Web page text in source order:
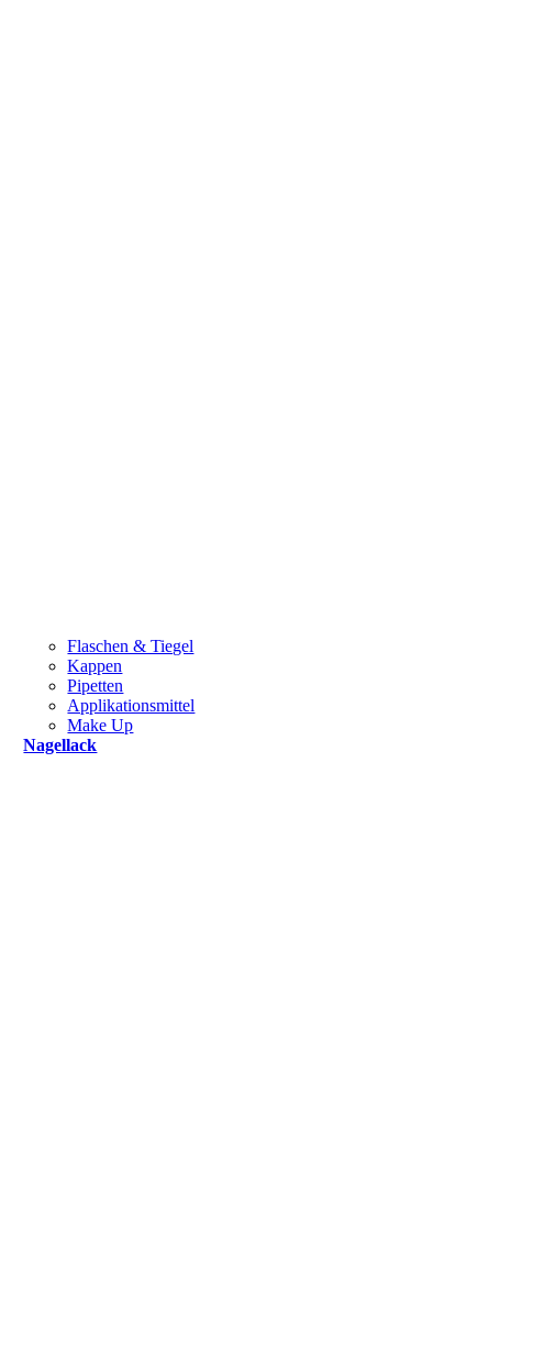
Flaschen & Tiegel
Kappen
Pipetten
Applikationsmittel
Make Up
Nagellack